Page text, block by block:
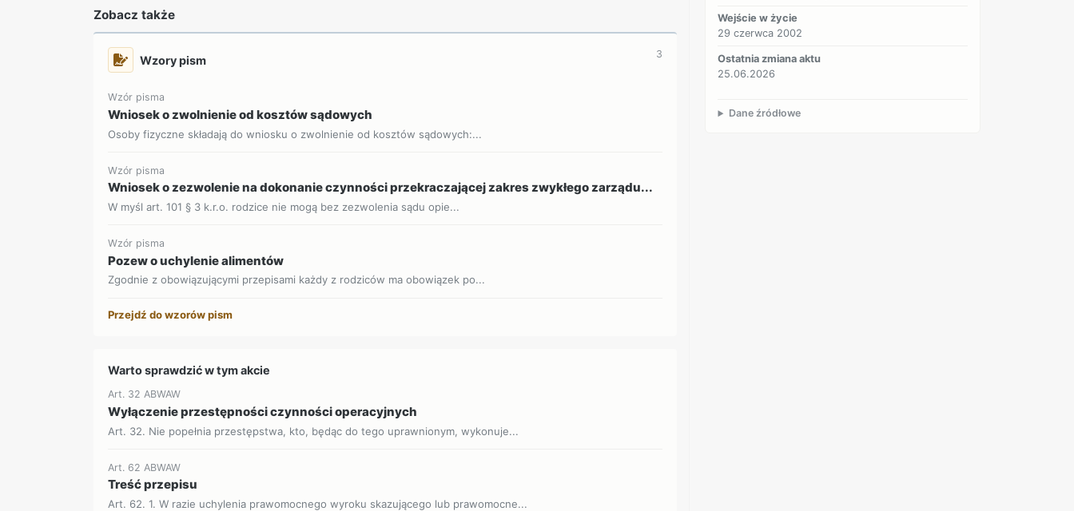
Zobacz także
Wzory pism 3
Wzór pisma
Wniosek o zwolnienie od kosztów sądowych
Osoby fizyczne składają do wniosku o zwolnienie od kosztów sądowych:...
Wzór pisma
Wniosek o zezwolenie na dokonanie czynności przekraczającej zakres zwykłego zarządu...
W myśl art. 101 § 3 k.r.o. rodzice nie mogą bez zezwolenia sądu opie...
Wzór pisma
Pozew o uchylenie alimentów
Zgodnie z obowiązującymi przepisami każdy z rodziców ma obowiązek po...
Przejdź do wzorów pism
Warto sprawdzić w tym akcie
Art. 32 ABWAW
Wyłączenie przestępności czynności operacyjnych
Art. 32. Nie popełnia przestępstwa, kto, będąc do tego uprawnionym, wykonuje...
Art. 62 ABWAW
Treść przepisu
Art. 62. 1. W razie uchylenia prawomocnego wyroku skazującego lub prawomocne...
Wejście w życie
29 czerwca 2002
Ostatnia zmiana aktu
25.06.2026
Dane źródłowe